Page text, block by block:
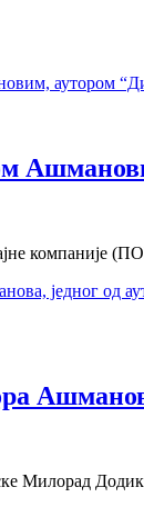
компаније
Милорад